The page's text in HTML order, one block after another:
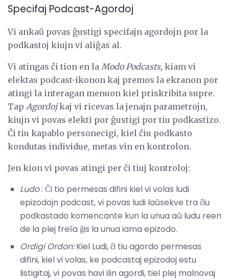
Specifaj Podcast-Agordoj
Vi ankaŭ povas ĝustigi specifajn agordojn por la
podkastoj kiujn vi aliĝas al.
Vi atingas ĉi tion en la Modo Podcasts, kiam vi
elektas podcast-ikonon kaj premos la ekranon por
atingi la interagan menuon kiel priskribita supre.
Tap Agordojkaj vi ricevas la jenajn parametrojn,
kiujn vi povas elekti por ĝustigi por tiu podkastizo.
Ĉi tiu kapablo personecigi, kiel ĉiu podkasto
kondutas individue, metas vin en kontrolon.
Jen kion vi povas atingi per ĉi tiuj kontroloj:
Ludo: Ĉi tio permesas difini kiel vi volas ludi
epizodojn podcast, vi povas ludi laŭsekve tra ĉiu
podkastado komencante kun la unua aŭ ludu reen
de la plej freŝa ĝis la unua iama epizodo.
Ordigi Ordon:Kiel Ludi, ĉi tiu agordo permesas
difini, kiel vi volas, ke podcastaj epizodoj estu
listigitaj, vi povas havi ilin agordi, tiel plej malnovaj